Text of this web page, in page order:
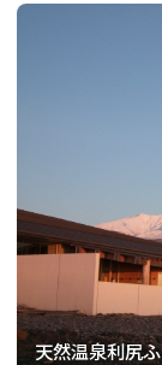
天然温泉利尻